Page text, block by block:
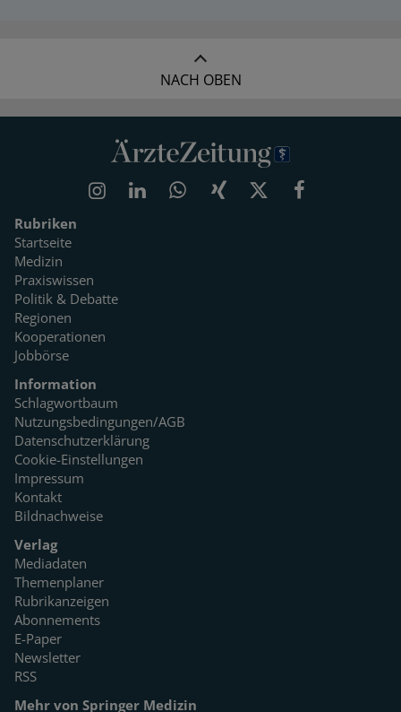
NACH OBEN
Rubriken
Startseite
Medizin
Praxiswissen
Politik & Debatte
Regionen
Kooperationen
Jobbörse
Information
Schlagwortbaum
Nutzungsbedingungen/AGB
Datenschutzerklärung
Cookie-Einstellungen
Impressum
Kontakt
Bildnachweise
Verlag
Mediadaten
Themenplaner
Rubrikanzeigen
Abonnements
E-Paper
Newsletter
RSS
Mehr von Springer Medizin